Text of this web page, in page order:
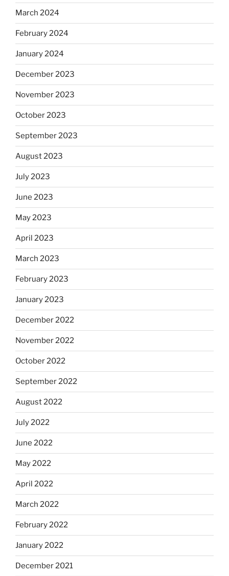
March 2024
February 2024
January 2024
December 2023
November 2023
October 2023
September 2023
August 2023
July 2023
June 2023
May 2023
April 2023
March 2023
February 2023
January 2023
December 2022
November 2022
October 2022
September 2022
August 2022
July 2022
June 2022
May 2022
April 2022
March 2022
February 2022
January 2022
December 2021